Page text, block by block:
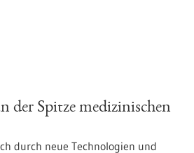
der Spitze medizinischen
durch neue Technologien und